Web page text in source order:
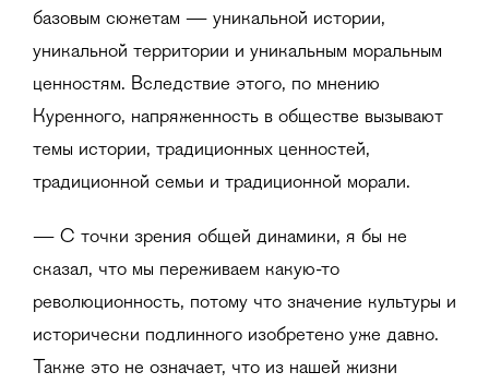
базовым сюжетам — уникальной истории,
уникальной территории и уникальным моральным
ценностям. Вследствие этого, по мнению
Куренного, напряженность в обществе вызывают
темы истории, традиционных ценностей,
традиционной семьи и традиционной морали.
— С точки зрения общей динамики, я бы не
сказал, что мы переживаем какую-то
революционность, потому что значение культуры и
исторически подлинного изобретено уже давно.
Также это не означает, что из нашей жизни